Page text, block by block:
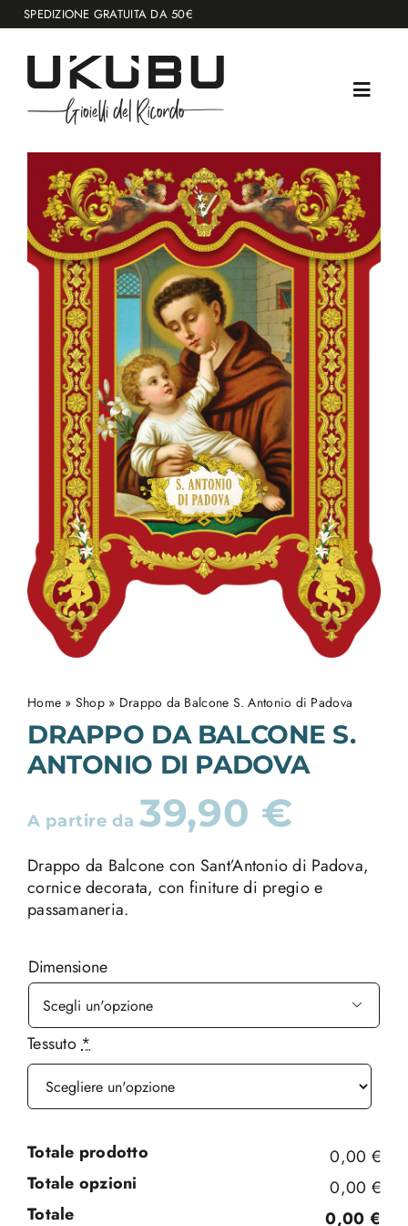
Salta
al
contenuto
SPEDIZIONE GRATUITA DA 50€
Home » Shop» Drappo da Balcone S. Antonio di Padova
DRAPPO DA BALCONE S.
ANTONIO DI PADOVA
A partire da39,90 €
Drappo da Balcone con Sant’Antonio di Padova,
cornice decorata, con finiture di pregio e
passamaneria.
Dimensione

Tessuto *
Totale prodotto
0,00 €
Totale opzioni
0,00 €
Totale
0,00 €